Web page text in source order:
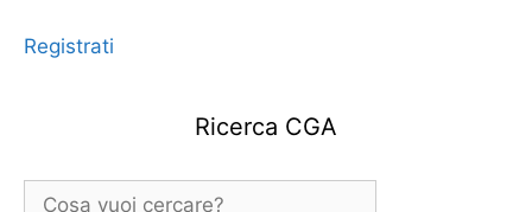
Registrati
Ricerca CGA